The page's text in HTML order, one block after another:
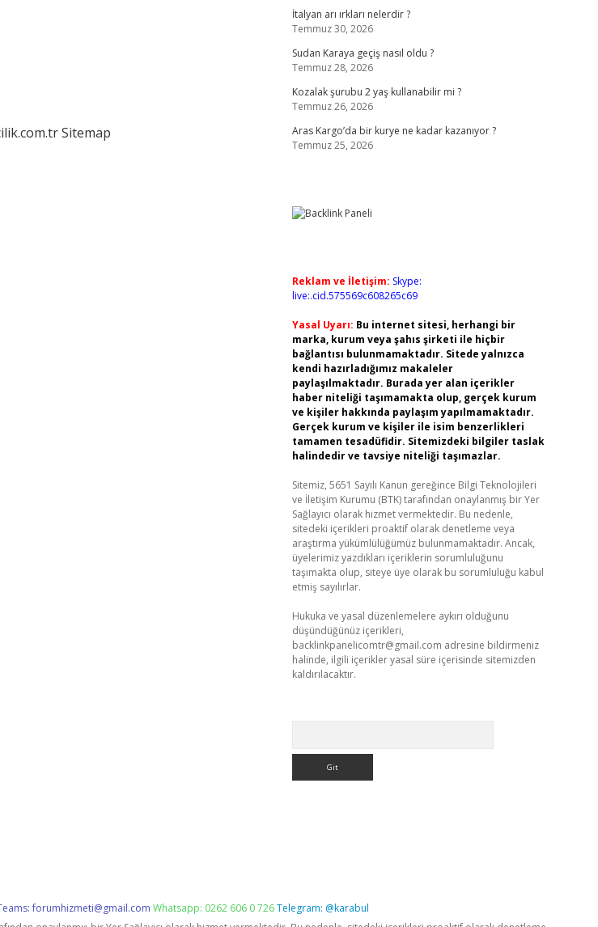
Sitemap
İtalyan arı ırkları nelerdir ?
Temmuz 30, 2026
Sudan Karaya geçiş nasıl oldu ?
Temmuz 28, 2026
Kozalak şurubu 2 yaş kullanabilir mi ?
Temmuz 26, 2026
Aras Kargo’da bir kurye ne kadar kazanıyor ?
Temmuz 25, 2026
Reklam ve İletişim: Skype:
live:.cid.575569c608265c69
Yasal Uyarı: Bu internet sitesi, herhangi bir
marka, kurum veya şahıs şirketi ile hiçbir
bağlantısı bulunmamaktadır. Sitede yalnızca
kendi hazırladığımız makaleler
paylaşılmaktadır. Burada yer alan içerikler
haber niteliği taşımamakta olup, gerçek kurum
ve kişiler hakkında paylaşım yapılmamaktadır.
Gerçek kurum ve kişiler ile isim benzerlikleri
tamamen tesadüfidir. Sitemizdeki bilgiler taslak
halindedir ve tavsiye niteliği taşımazlar.
Sitemiz, 5651 Sayılı Kanun gereğince Bilgi Teknolojileri
ve İletişim Kurumu (BTK) tarafından onaylanmış bir Yer
Sağlayıcı olarak hizmet vermektedir. Bu nedenle,
sitedeki içerikleri proaktif olarak denetleme veya
araştırma yükümlülüğümüz bulunmamaktadır. Ancak,
üyelerimiz yazdıkları içeriklerin sorumluluğunu
taşımakta olup, siteye üye olarak bu sorumluluğu kabul
etmiş sayılırlar.
Hukuka ve yasal düzenlemelere aykırı olduğunu
düşündüğünüz içerikleri,
backlinkpanelicomtr@gmail.com adresine bildirmeniz
halinde, ilgili içerikler yasal süre içerisinde sitemizden
kaldırılacaktır.
forumhizmeti@gmail.com Whatsapp: 0262 606 0 726Telegram: @karabul